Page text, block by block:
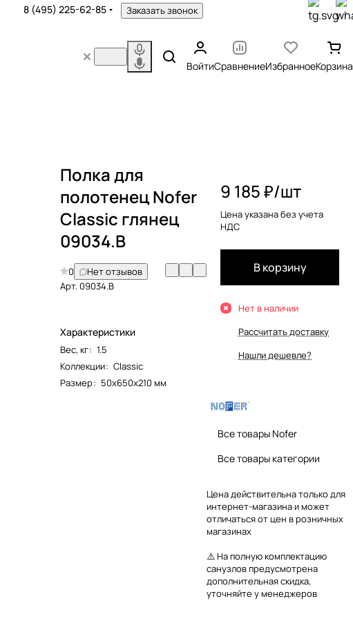
8 (495) 225-62-85 Заказать звонок
ВойтиСравнениеИзбранноеКорзина
Полка для
полотенец Nofer
Classic глянец
09034.B
0
Нет отзывов
Арт.09034.B
Характеристики
Вес, кг: 1.5
Коллекции: Classic
Размер: 50х650х210 мм
9 185 ₽/шт
Цена указана без учета
НДС
В корзину
Нет в наличии
Рассчитать доставку
Нашли дешевле?
Все товары Nofer
Все товары категории
Цена действительна только для
интернет-магазина и может
отличаться от цен в розничных
магазинах
⚠️ На полную комплектацию
санузлов предусмотрена
дополнительная скидка,
уточняйте у менеджеров